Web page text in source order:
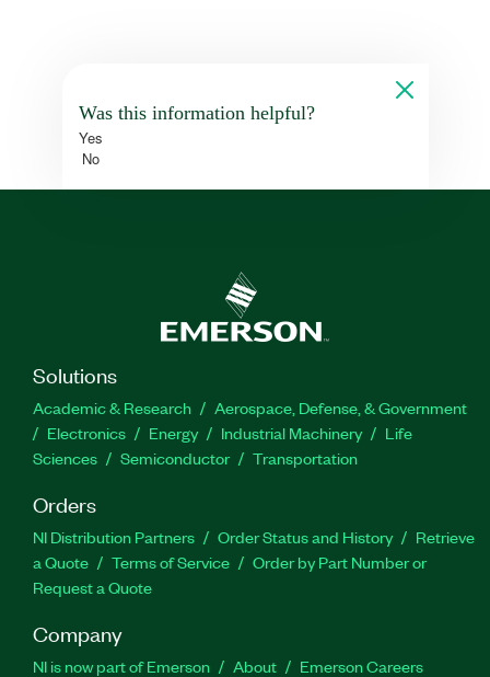
Was this information helpful?
Yes
No
Solutions
Academic & Research
Aerospace, Defense, & Government
Electronics
Energy Industrial Machinery
Life
Sciences
Semiconductor Transportation
Orders
NI Distribution Partners Order Status and History
Retrieve
a Quote
Terms of Service
Order by Part Number or
Request a Quote
Company
NI is now part of Emerson About Emerson Careers